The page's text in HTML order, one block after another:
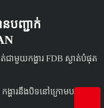
បញ្ជាក់
មួយកង្ហារ FDB ស្ងាត់បំផុត
ហារនឹងបិទនៅក្រោមបន្ទុកទាប